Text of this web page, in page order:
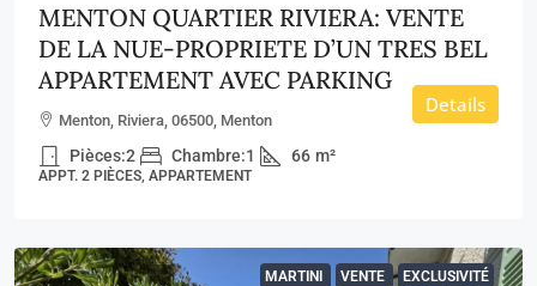
MENTON QUARTIER RIVIERA: VENTE
DE LA NUE-PROPRIETE D’UN TRES BEL
APPARTEMENT AVEC PARKING
Menton, Riviera, 06500, Menton
Pièces:2 Chambre:1 66 m²
APPT. 2 PIÈCES, APPARTEMENT
Details
MARTINI VENTE EXCLUSIVITÉ